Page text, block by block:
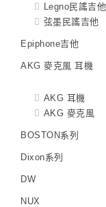
Legno民謠吉他
弦墨民謠吉他
Epiphone吉他
AKG 麥克風 耳機
AKG 耳機
AKG 麥克風
BOSTON系列
Dixon系列
DW
NUX